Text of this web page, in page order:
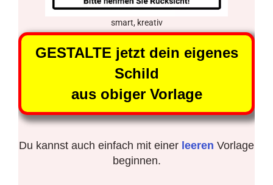
smart, kreativ
GESTALTE jetzt dein eigenes
Schild
aus obiger Vorlage
Du kannst auch einfach mit einer leeren Vorlage
beginnen.